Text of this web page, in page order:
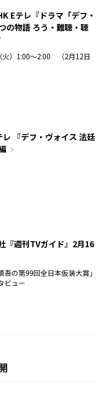
Eテレ『ドラマ「デフ・
の物語 ろう・難聴・聴
）1:00～2:00 （2月12日
『デフ・ヴォイス 法廷
『週刊TVガイド』2月16
の第99回全日本仮装大賞」
ビュー